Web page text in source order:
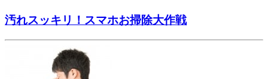
汚れスッキリ！スマホお掃除大作戦